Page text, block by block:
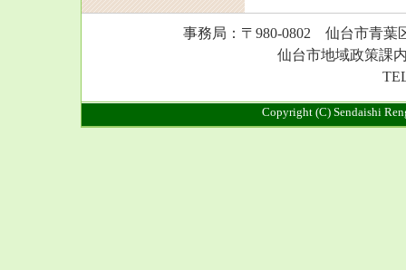
事務局：〒980-0802 仙台市青葉
仙台市地域政策課
Copyright (C) Sendaishi